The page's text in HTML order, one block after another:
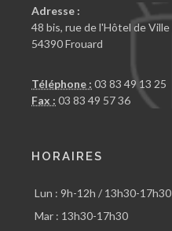
Adresse :
48 bis, rue de l'Hôtel de Ville
54390 Frouard
Téléphone : 03 83 49 13 25
Fax : 03 83 49 57 36
HORAIRES
Lun : 9h-12h / 13h30-17h30
Mar : 13h30-17h30